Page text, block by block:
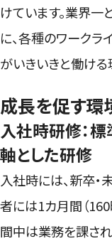
けています。業界
に、各種のワークラ
がいきいきと働ける
成長を促す環
入社時研修：
軸とした研修
入社時には、新卒・
者には1カ月間（
間中は業務を課さ